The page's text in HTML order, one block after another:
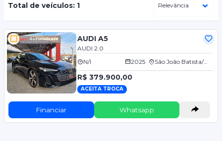
Total de veículos: 1
AUDI A5
AUDI 2.0
N/I
2025 São João Batista/SC
R$ 379.900,00
ACEITA TROCA
Financiar Whatsapp